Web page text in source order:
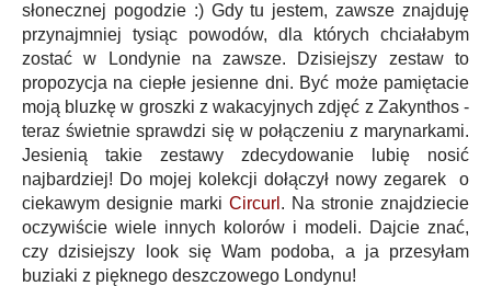
słonecznej pogodzie :) Gdy tu jestem, zawsze znajduję
przynajmniej tysiąc powodów, dla których chciałabym
zostać w Londynie na zawsze. Dzisiejszy zestaw to
propozycja na ciepłe jesienne dni. Być może pamiętacie
moją bluzkę w groszki z wakacyjnych zdjęć z Zakynthos -
teraz świetnie sprawdzi się w połączeniu z marynarkami.
Jesienią takie zestawy zdecydowanie lubię nosić
najbardziej! Do mojej kolekcji dołączył nowy zegarek o
ciekawym designie marki Circurl . Na stronie znajdziecie
oczywiście wiele innych kolorów i modeli. Dajcie znać,
czy dzisiejszy look się Wam podoba, a ja przesyłam
buziaki z pięknego deszczowego Londynu!